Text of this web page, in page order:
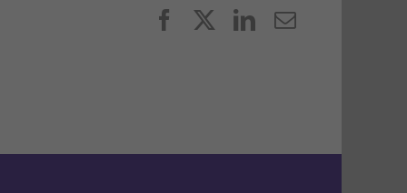
FacebookLinkedIn
E-